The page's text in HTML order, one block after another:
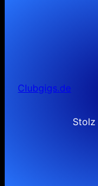
Clubgigs.de